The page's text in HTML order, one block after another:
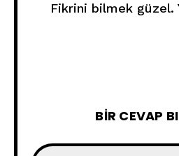
Fikrini bilmek güzel.
BIR CEVAP